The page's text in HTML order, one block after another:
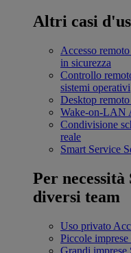
Altri casi
Accesso remoto
in sicurezza
Controllo
sistemi operativi
Desktop remoto
Wake-on-LAN
Condivisione
reale
Smart Service
Per necessità
diversi team
Uso privato
Piccole imprese
Grandi imprese